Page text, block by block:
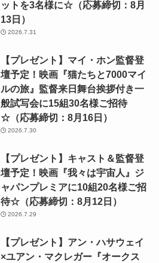
ットを3名様に☆（応募締切：8月
13日）
2026.7.31
【プレゼント】マイ・ホン監督登
壇予定！映画『猫たちと7000マイ
ルの旅』監督来日舞台挨拶付き一
般試写会に15組30名様ご招待
☆（応募締切：8月16日）
2026.7.30
【プレゼント】キャスト＆監督登
壇予定！映画『我々は宇宙人』ジ
ャパンプレミアに10組20名様ご招
待☆（応募締切：8月12日）
2026.7.29
【プレゼント】アン・ハサウェイ
×ユアン・マクレガー『オークス